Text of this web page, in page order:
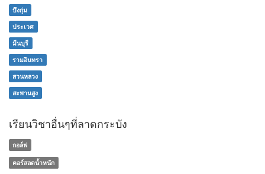
บึงกุ่ม
ประเวศ
มีนบุรี
รามอินทรา
สวนหลวง
สะพานสูง
เรียนวิชาอื่นๆที่ลาดกระบัง
กอล์ฟ
คอร์สลดน้ำหนัก